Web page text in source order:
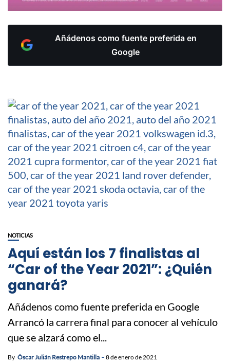
Añádenos como fuente preferida en
Google
NOTICIAS
Aquí están los 7 finalistas al
“Car of the Year 2021”: ¿Quién
ganará?
Añádenos como fuente preferida en Google
Arrancó la carrera final para conocer al vehículo
que se alzará como el...
By Óscar Julián Restrepo Mantilla 8 de enero de 2021